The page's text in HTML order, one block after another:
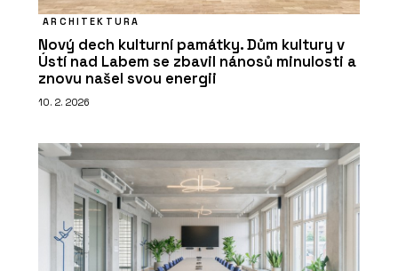
PRODUKTY
Linoleum na nábytek - Forbo Flooring
Systems
ARCHITEKTURA
Nový dech kulturní památky. Dům kultury v
Ústí nad Labem se zbavil nánosů minulosti a
znovu našel svou energii
10. 2. 2026